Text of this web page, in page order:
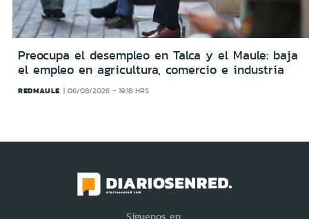
Preocupa el desempleo en Talca y el Maule: baja
el empleo en agricultura, comercio e industria
REDMAULE 06/08/2026 - 19:18 HRS
Síguenos en: